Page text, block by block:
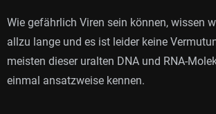
Wie gefährlich Viren sein können, wissen
allzu lange und es ist leider keine
meisten dieser uralten DNA und RNA-
einmal ansatzweise kennen.